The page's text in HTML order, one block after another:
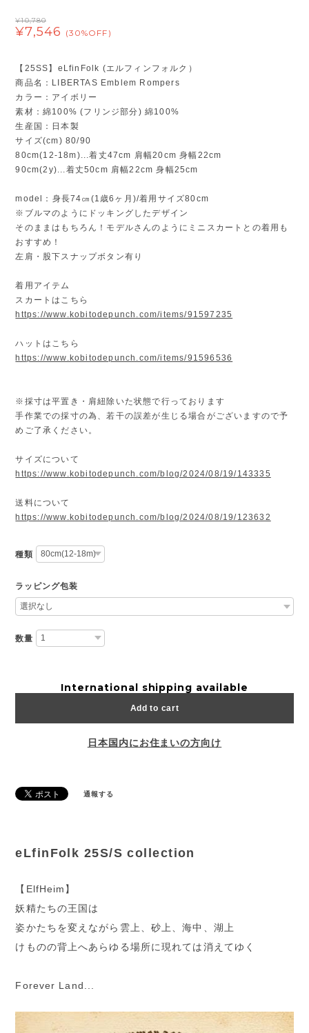
¥10,780
¥7,546 (30%OFF)
【25SS】eLfinFolk (エルフィンフォルク）
商品名：LIBERTAS Emblem Rompers
カラー：アイボリー
素材：綿100% (フリンジ部分) 綿100%
生産国：日本製
サイズ(cm) 80/90
80cm(12-18m)...着丈47cm 肩幅20cm 身幅22cm
90cm(2y)...着丈50cm 肩幅22cm 身幅25cm
model：身長74㎝(1歳6ヶ月)/着用サイズ80cm
※ブルマのようにドッキングしたデザイン
そのままはもちろん！モデルさんのようにミニスカートとの着用も
おすすめ！
左肩・股下スナップボタン有り
着用アイテム
スカートはこちら
https://www.kobitodepunch.com/items/91597235
ハットはこちら
https://www.kobitodepunch.com/items/91596536
※採寸は平置き・肩紐除いた状態で行っております
手作業での採寸の為、若干の誤差が生じる場合がございますので予
めご了承ください。
サイズについて
https://www.kobitodepunch.com/blog/2024/08/19/143335
送料について
https://www.kobitodepunch.com/blog/2024/08/19/123632
種類
ラッピング包装
数量
International shipping available
Add to cart
日本国内にお住まいの方向け
通報する
eLfinFolk 25S/S collection
【ElfHeim】
妖精たちの王国は
姿かたちを変えながら雲上、砂上、海中、湖上
けものの背上へあらゆる場所に現れては消えてゆく
Forever Land...